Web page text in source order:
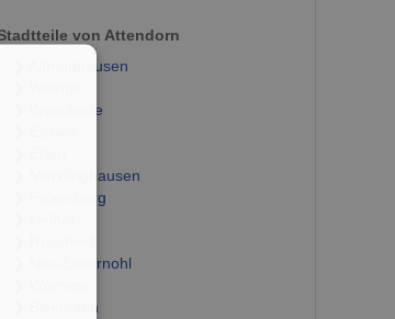
von Attendorn
❯ Albringhausen
❯ Weschede
❯ Merklinghausen
❯ Petersburg
❯ Neu-Listernohl
❯ Biekhofen